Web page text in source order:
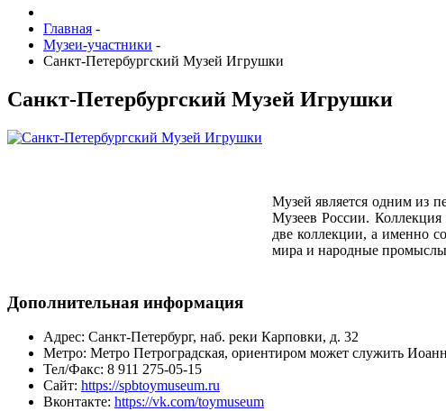
Главная -
Музеи-участники -
Санкт-Петербургский Музей Игрушки
Санкт-Петербургский Музей Игрушки
Музей является одним из
Музеев России. Коллекция
две коллекции, а именно
мира и народные
Дополнительная информация
Адрес: Санкт-Петербург, наб. реки Карповки, д. 32
Метро: Метро Петроградская, ориентиром может служить
Тел/Факс: 8 911 275-05-15
Сайт: https://spbtoymuseum.ru
Вконтакте: https://vk.com/toymuseum